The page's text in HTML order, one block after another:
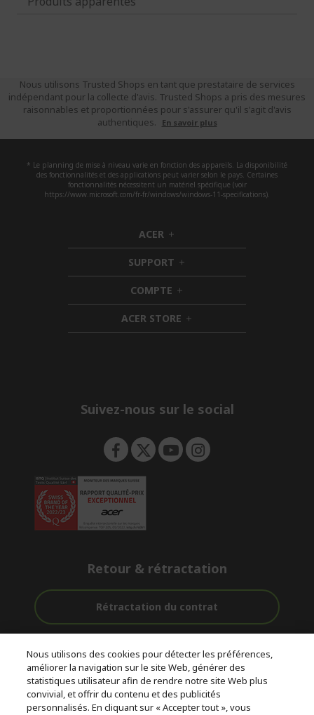
Nous utilisons Trusted Shops en tant que prestataire de services
indépendant pour la collecte d'avis. Trusted Shops a pris des mesures
raisonnables et proportionnées pour s'assurer qu'il s'agit d'avis
authentiques.
En savoir plus
* Le planning de mise à niveau varie en fonction des appareils. La disponibilité
des fonctionnalités et des applications peut varier selon le pays. Certaines
fonctionnalités nécessitent un matériel spécifique (voir
https://www.microsoft.com/fr-fr/windows/windows-11-specifications).
ACER h
i
d
d
e
n
SUPPORT h
i
d
d
e
n
COMPTE h
i
d
d
ACER STORE h
i
Suivez-nous sur le social
Retour & rétractation
Rétractation du contrat
Livraison
Gratuite
avant et après-
vente
Paiement
Sécurisé
© 2026 Acer Inc.
Nous utilisons des cookies pour détecter les préférences,
améliorer la navigation sur le site Web, générer des
statistiques utilisateur afin de rendre notre site Web plus
convivial, et offrir du contenu et des publicités
personnalisés. En cliquant sur « Accepter tout », vous